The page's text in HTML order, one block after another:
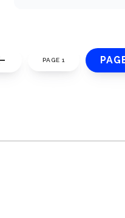
PAGE 1